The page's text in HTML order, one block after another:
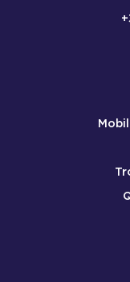
Menu de pied de